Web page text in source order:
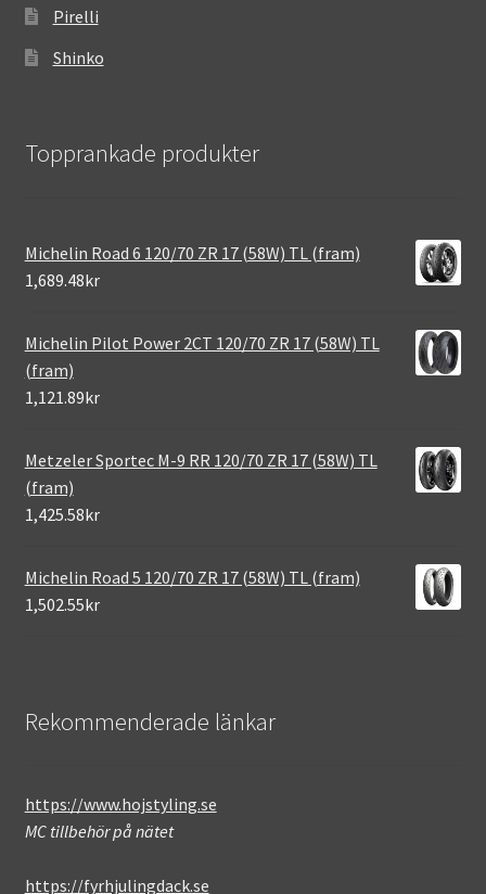
Pirelli
Shinko
Topprankade produkter
Michelin Road 6 120/70 ZR 17 (58W) TL (fram)
1,689.48kr
Michelin Pilot Power 2CT 120/70 ZR 17 (58W) TL
(fram)
1,121.89kr
Metzeler Sportec M-9 RR 120/70 ZR 17 (58W) TL
(fram)
1,425.58kr
Michelin Road 5 120/70 ZR 17 (58W) TL (fram)
1,502.55kr
Rekommenderade länkar
https://www.hojstyling.se
MC tillbehör på nätet
https://fyrhjulingdack.se